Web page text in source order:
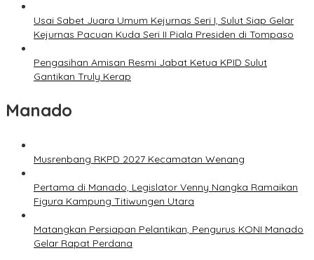
Usai Sabet Juara Umum Kejurnas Seri I, Sulut Siap Gelar
Kejurnas Pacuan Kuda Seri II Piala Presiden di Tompaso
Pengasihan Amisan Resmi Jabat Ketua KPID Sulut
Gantikan Truly Kerap
Manado
Musrenbang RKPD 2027 Kecamatan Wenang
Pertama di Manado, Legislator Venny Nangka Ramaikan
Figura Kampung Titiwungen Utara
Matangkan Persiapan Pelantikan, Pengurus KONI Manado
Gelar Rapat Perdana